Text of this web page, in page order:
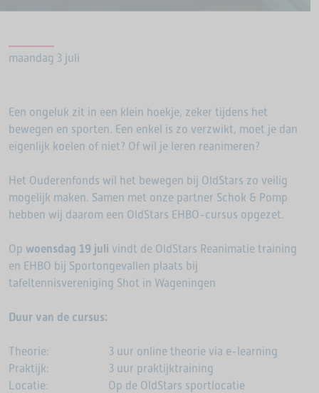
maandag 3 juli
Een ongeluk zit in een klein hoekje, zeker tijdens het
bewegen en sporten. Een enkel is zo verzwikt, moet je dan
eigenlijk koelen of niet? Of wil je leren reanimeren?
Het Ouderenfonds wil het bewegen bij OldStars zo veilig
mogelijk maken. Samen met onze partner Schok & Pomp
hebben wij daarom een OldStars EHBO-cursus opgezet.
Op woensdag 19 juli vindt de OldStars Reanimatie training
en EHBO bij Sportongevallen plaats bij
tafeltennisvereniging Shot in Wageningen
Duur van de cursus:
Theorie: 3 uur online theorie via e-learning
Praktijk: 3 uur praktijktraining
Locatie: Op de OldStars sportlocatie